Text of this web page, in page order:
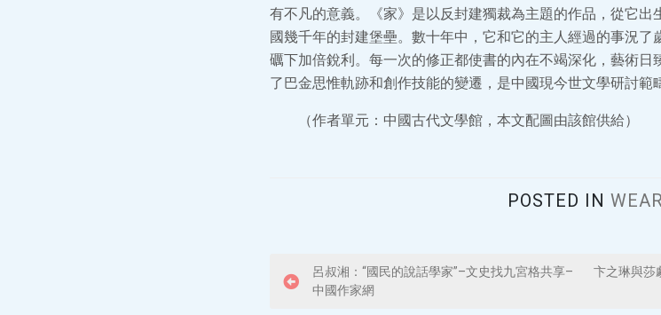
有不凡的意義。《家》是以反封建獨裁為主題的作品，從它出
國幾千年的封建堡壘。數十年中，它和它的主人經過的事況
礪下加倍銳利。每一次的修正都使書的內在不竭深化，藝術
了巴金思惟軌跡和創作技能的變遷，是中國現今世文學研討範
（作者單元：中國古代文學館，本文配圖由該館供給）
POSTED IN
P
呂叔湘：“國民的說話學家”–文史找九宮格共享–
中國作家網
卞之琳與莎